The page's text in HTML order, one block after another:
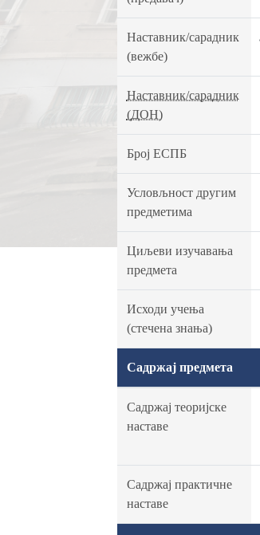
Наставник/сарадник
(вежбе)
Наставник/сарадник
(ДОН)
Број ЕСПБ
Условљност другим
предметима
Циљеви изучавања
предмета
Исходи учења
(стечена знања)
Садржај предмета
Садржај теоријске
наставе
Садржај практичне
наставе